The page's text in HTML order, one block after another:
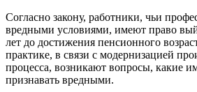
Согласно закону, работники, чьи
вредными условиями, имеют право
лет до достижения пенсионного
практике, в связи с модернизацией
процесса, возникают вопросы, какие
признавать вредными.